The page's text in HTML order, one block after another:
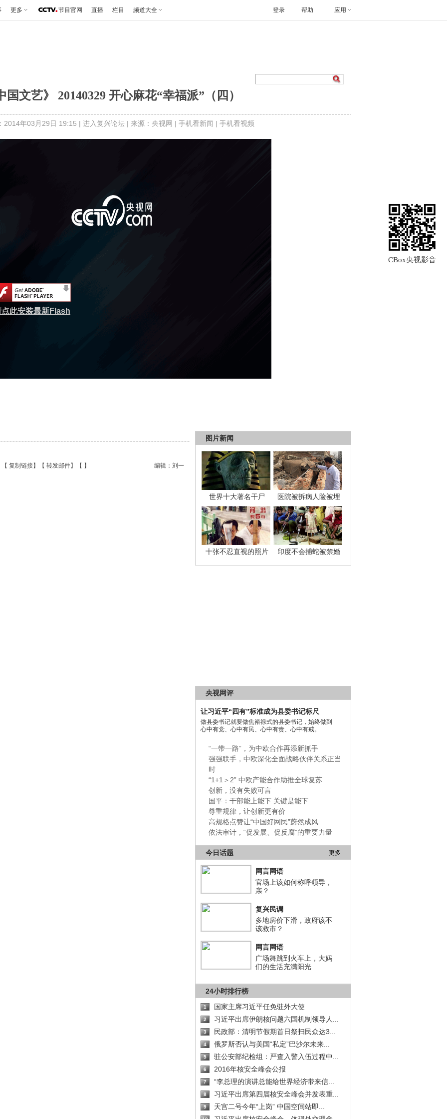
更多 节目官网 直播 栏目 频道大全 帮助 应用
登录
国文艺》 20140329 开心麻花“幸福派”（四）
2014年03月29日 19:15 | 进入复兴论坛 | 来源：央视网 | 手机看新闻 | 手机看视频
点此安装最新Flash
图片新闻
世界十大著名干尸 医院被拆病人险被埋
十张不忍直视的照片 印度不会捕蛇被禁婚
央视网评
让习近平“四有”标准成为县委书记标尺
做县委书记就要做焦裕禄式的县委书记，始终做到
心中有党、心中有民、心中有责、心中有戒。
“一带一路”，为中欧合作再添新抓手
强强联手，中欧深化全面战略伙伴关系正当
时
“1+1＞2” 中欧产能合作助推全球复苏
创新，没有失败可言
国平：干部能上能下 关键是能下
尊重规律，让创新更有价
高规格点赞让“中国好网民”蔚然成风
依法审计，“促发展、促反腐”的重要力量
今日话题 更多
网言网语
官场上该如何称呼领导，
亲？
复兴民调
多地房价下滑，政府该不
该救市？
网言网语
广场舞跳到火车上，大妈
们的生活充满阳光
24小时排行榜
1 国家主席习近平任免驻外大使
2 习近平出席伊朗核问题六国机制领导人...
3 民政部：清明节假期首日祭扫民众达3...
4 俄罗斯否认与美国“私定”巴沙尔未来...
5 驻公安部纪检组：严查入警入伍过程中...
6 2016年核安全峰会公报
7 “李总理的演讲总能给世界经济带来信...
8 习近平出席第四届核安全峰会并发表重...
9 天宫二号今年“上岗” 中国空间站即...
CBox央视影音
编辑：刘一
复制链接】【 转发邮件】【 】